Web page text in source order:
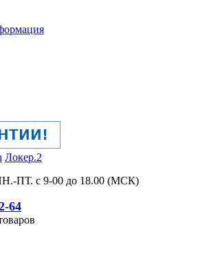
Локер.2
ПТ. с 9-00 до 18.00 (МСК)
64